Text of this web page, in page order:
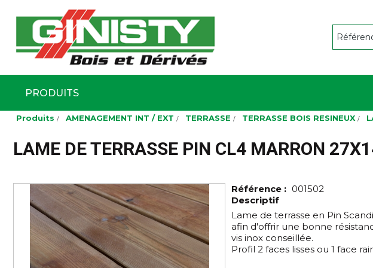
Aller
principal
PRODUITS
Produits AMENAGEMENT INT / EXT TERRASSE TERRASSE BOIS RESINEUX
LAME DE TERRASSE PIN CL4 MARRON
Référence : 001502
Descriptif
Lame de terrasse en Pin
afin d'offrir une bonne
vis inox conseillée.
Profil 2 faces lisses ou 1 face